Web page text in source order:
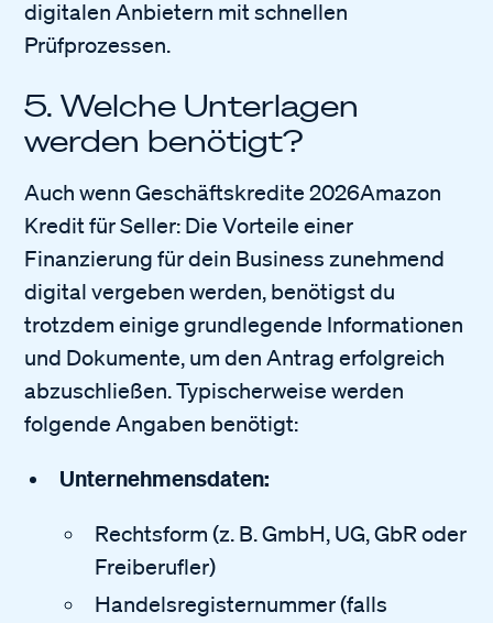
digitalen Anbietern mit schnellen
Prüfprozessen.
5. Welche Unterlagen
werden benötigt?
Auch wenn Geschäftskredite 2026Amazon
Kredit für Seller: Die Vorteile einer
Finanzierung für dein Business zunehmend
digital vergeben werden, benötigst du
trotzdem einige grundlegende Informationen
und Dokumente, um den Antrag erfolgreich
abzuschließen. Typischerweise werden
folgende Angaben benötigt:
Unternehmensdaten:
Rechtsform (z. B. GmbH, UG, GbR oder
Freiberufler)
Handelsregisternummer (falls